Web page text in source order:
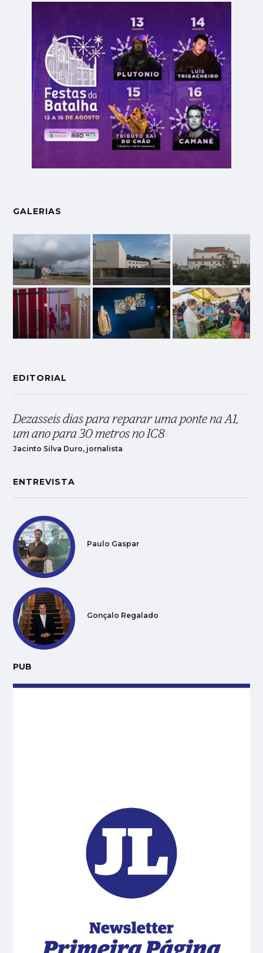
GALERIAS
EDITORIAL
Dezasseis dias para reparar uma ponte na A1,
um ano para 30 metros no IC8
Jacinto Silva Duro, jornalista
ENTREVISTA
Paulo Gaspar
Gonçalo Regalado
PUB